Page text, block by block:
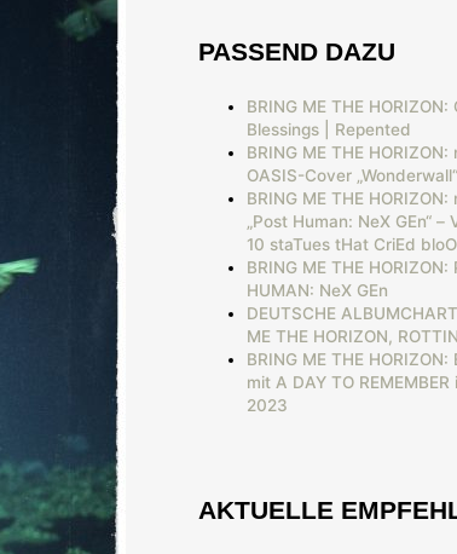
PASSEND DAZU
BRING ME THE
Blessings | Repented
BRING ME THE HORIZON:
OASIS-Cover „Wonderwall“
BRING ME THE
„Post Human: NeX GEn“ –
10 staTues tHat CriEd
BRING ME THE HORIZON:
HUMAN: NeX GEn
DEUTSCHE
ME THE HORIZON,
BRING ME THE
mit A DAY TO
2023
AKTUELLE